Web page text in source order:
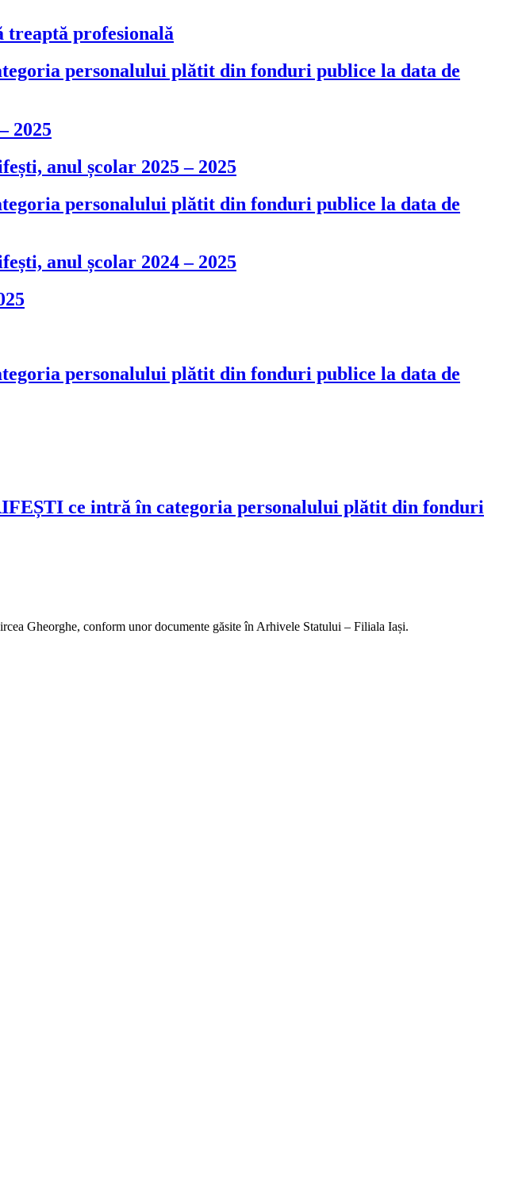
profesională
personalului plătit din fonduri publice la data de
2025
anul școlar 2025 – 2025
personalului plătit din fonduri publice la data de
anul școlar 2024 – 2025
personalului plătit din fonduri publice la data de
ce intră în categoria personalului plătit din fonduri
Gheorghe, conform unor documente găsite în Arhivele Statului – Filiala Iași.